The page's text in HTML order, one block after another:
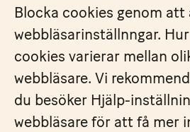
Blocka cookies genom att
webbläsarinställnngar.
cookies varierar mellan
webbläsare. Vi
du besöker Hjälp-
webbläsare för att få mer